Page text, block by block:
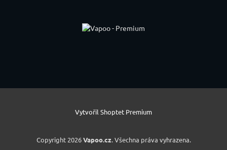
Vytvořil Shoptet Premium
Copyright 2026Vapoo.cz. Všechna práva vyhrazena.